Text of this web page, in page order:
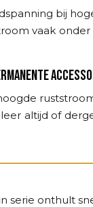
bij
vaak
altijd of
serie onthult